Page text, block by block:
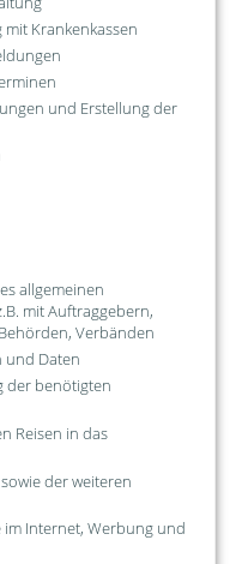
Krankenkassen
und Erstellung der
allgemeinen
mit Auftraggebern,
Verbänden
und Daten
der benötigten
Reisen in das
der weiteren
im Internet, Werbung und